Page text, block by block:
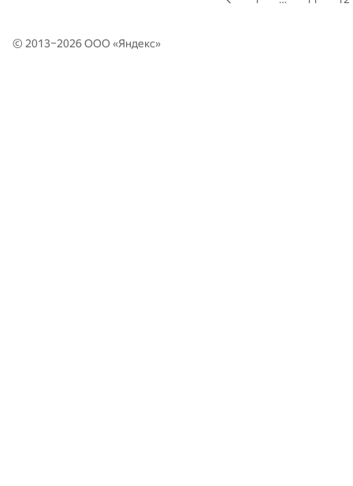
© 2013–2026 ООО «Яндекс»